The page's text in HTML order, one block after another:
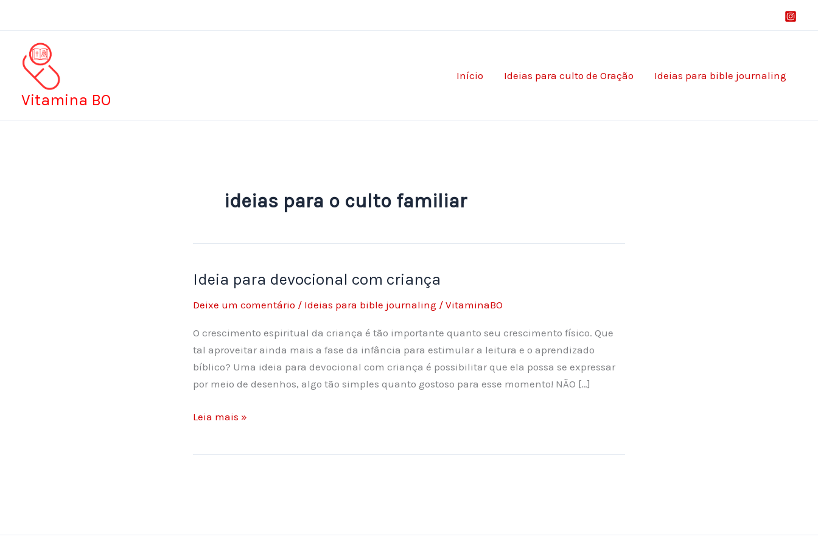
conteúdo
Vitamina BO
Início Ideias para culto de Oração Ideias para bible journaling
ideias para o culto familiar
Ideia para devocional com criança
Deixe um comentário / Ideias para bible journaling / VitaminaBO
O crescimento espiritual da criança é tão importante quanto seu crescimento físico. Que
tal aproveitar ainda mais a fase da infância para estimular a leitura e o aprendizado
bíblico? Uma ideia para devocional com criança é possibilitar que ela possa se expressar
por meio de desenhos, algo tão simples quanto gostoso para esse momento! NÃO […]
Ideia
Leia mais »